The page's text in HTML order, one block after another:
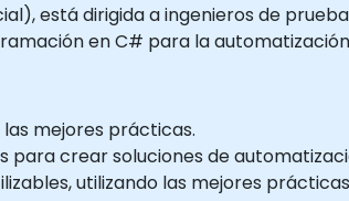
está dirigida a ingenieros de
en C# para la
mejores prácticas.
crear soluciones de
utilizando las mejores